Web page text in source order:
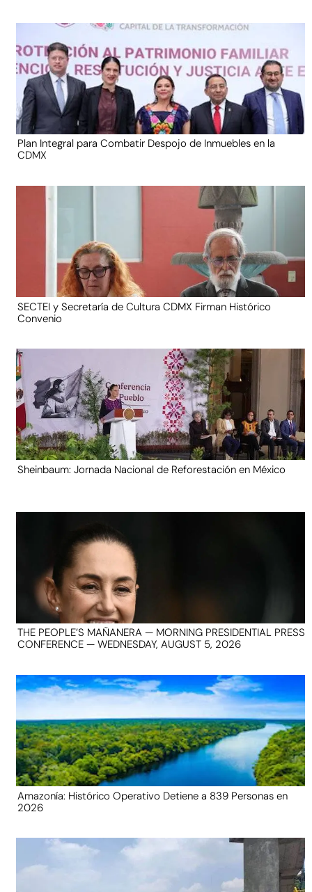
Plan Integral para Combatir Despojo de Inmuebles en la
CDMX
SECTEI y Secretaría de Cultura CDMX Firman Histórico
Convenio
Sheinbaum: Jornada Nacional de Reforestación en México
THE PEOPLE’S MAÑANERA — MORNING PRESIDENTIAL PRESS
CONFERENCE — WEDNESDAY, AUGUST 5, 2026
Amazonía: Histórico Operativo Detiene a 839 Personas en
2026